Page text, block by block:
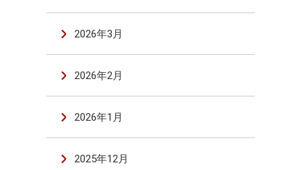
2026年3月
2026年2月
2026年1月
2025年12月